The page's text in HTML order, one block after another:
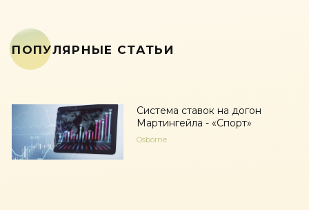
ПОПУЛЯРНЫЕ СТАТЬИ
Система ставок на догон
Мартингейла - «Спорт»
Osborne